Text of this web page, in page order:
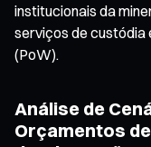
institucionais da
serviços de
(PoW).
Análise de
Orçamentos